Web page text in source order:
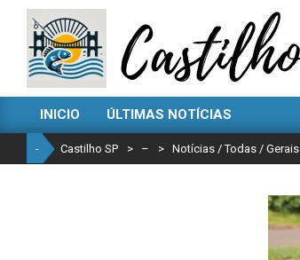
content
CASTILHO
SP
Primary
Navigation
Menu
INICIO ÚLTIMAS NOTÍCIAS
- Castilho SP > – > Notícias / Todas / Gerais